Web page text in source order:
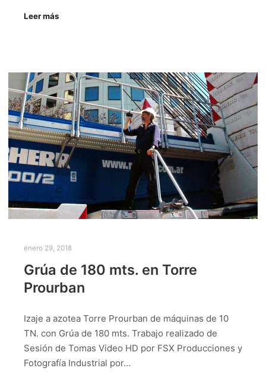
Leer más
enero 29, 2018
Grúa de 180 mts. en Torre
Prourban
Izaje a azotea Torre Prourban de máquinas de 10
TN. con Grúa de 180 mts. Trabajo realizado de
Sesión de Tomas Video HD por FSX Producciones y
Fotografía Industrial por…